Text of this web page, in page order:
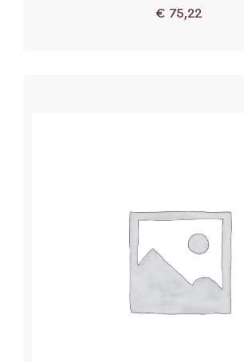
€ 75,22